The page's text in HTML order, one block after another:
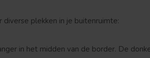
plekken in je buitenruimte:
in het midden van de border. De